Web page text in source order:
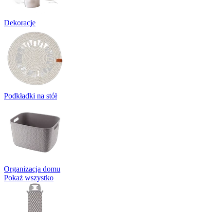
Dekoracje
Podkładki na stół
Organizacja domu
Pokaż wszystko